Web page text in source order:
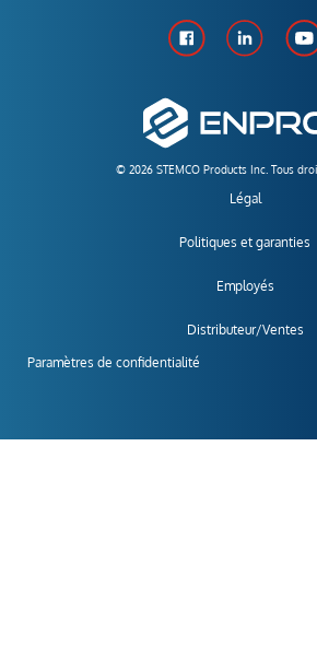
© 2026 STEMCO Products Inc. Tous
Légal
Politiques et garanties
Employés
Distributeur/Ventes
Paramètres de confidentialité